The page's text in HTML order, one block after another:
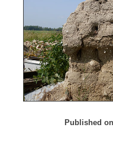
Published on